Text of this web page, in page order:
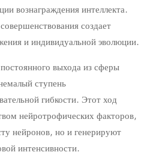
вознаграждения интеллекта.
создает
и индивидуальной эволюции.
выхода из сферы
ступень
гибкости. Этот ход
нейротрофических факторов,
нейронов, но и генерируют
интенсивности.